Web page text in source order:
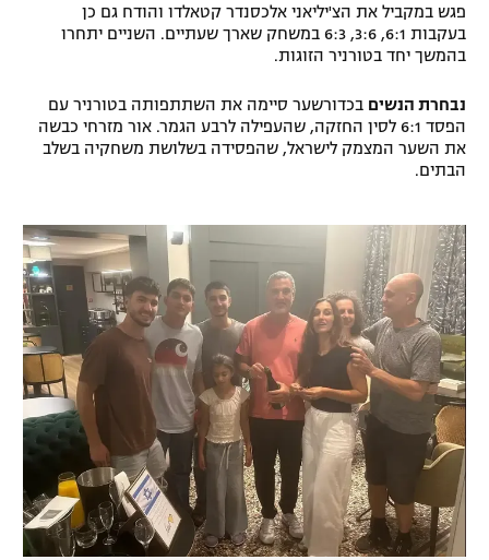
פגש במקביל את הצ'יליאני אלכסנדר קטאלדו והודח גם כן
בעקבות 6:1, 3:6, 6:3 במשחק שארך שעתיים. השניים יתחרו
בהמשך יחד בטורניר הזוגות.
נבחרת הנשים בכדורשער סיימה את השתתפותה בטורניר עם
הפסד 6:1 לסין החזקה, שהעפילה לרבע הגמר. אור מזרחי כבשה
את השער המצמק לישראל, שהפסידה בשלושת משחקיה בשלב
הבתים.